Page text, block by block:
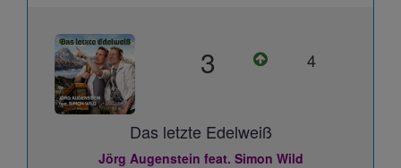
3 4
Das letzte Edelweiß
Jörg Augenstein feat. Simon Wild